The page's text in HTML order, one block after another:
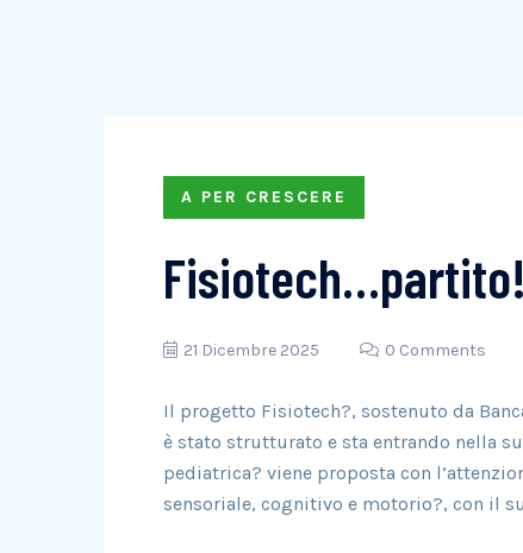
A PER CRESCERE
21 Dicembre 2025 0 Comments
Il progetto Fisiotech?, sostenuto da
è stato strutturato e sta entrando nella
pediatrica? viene proposta con
sensoriale, cognitivo e motorio?, con il